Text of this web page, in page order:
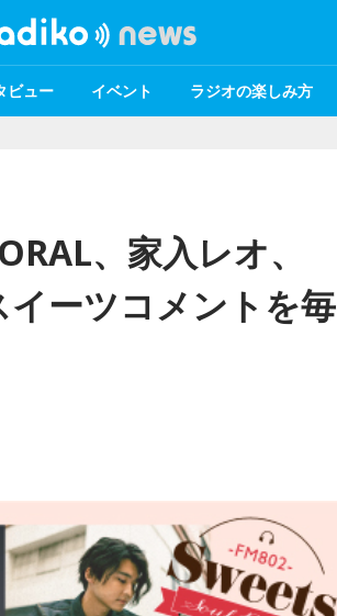
ビュー イベント ラジオの楽しみ方
、家入レオ、
ーツコメントを毎